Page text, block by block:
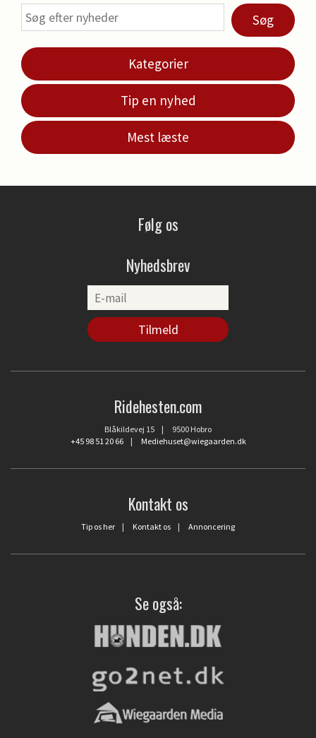
Søg
Kategorier
Tip en nyhed
Mest læste
Følg os
Nyhedsbrev
Ridehesten.com
Blåkildevej 15 | 9500 Hobro
+45 98 51 20 66| Mediehuset@wiegaarden.dk
Kontakt os
Tip os her | Kontakt os | Annoncering
Se også: